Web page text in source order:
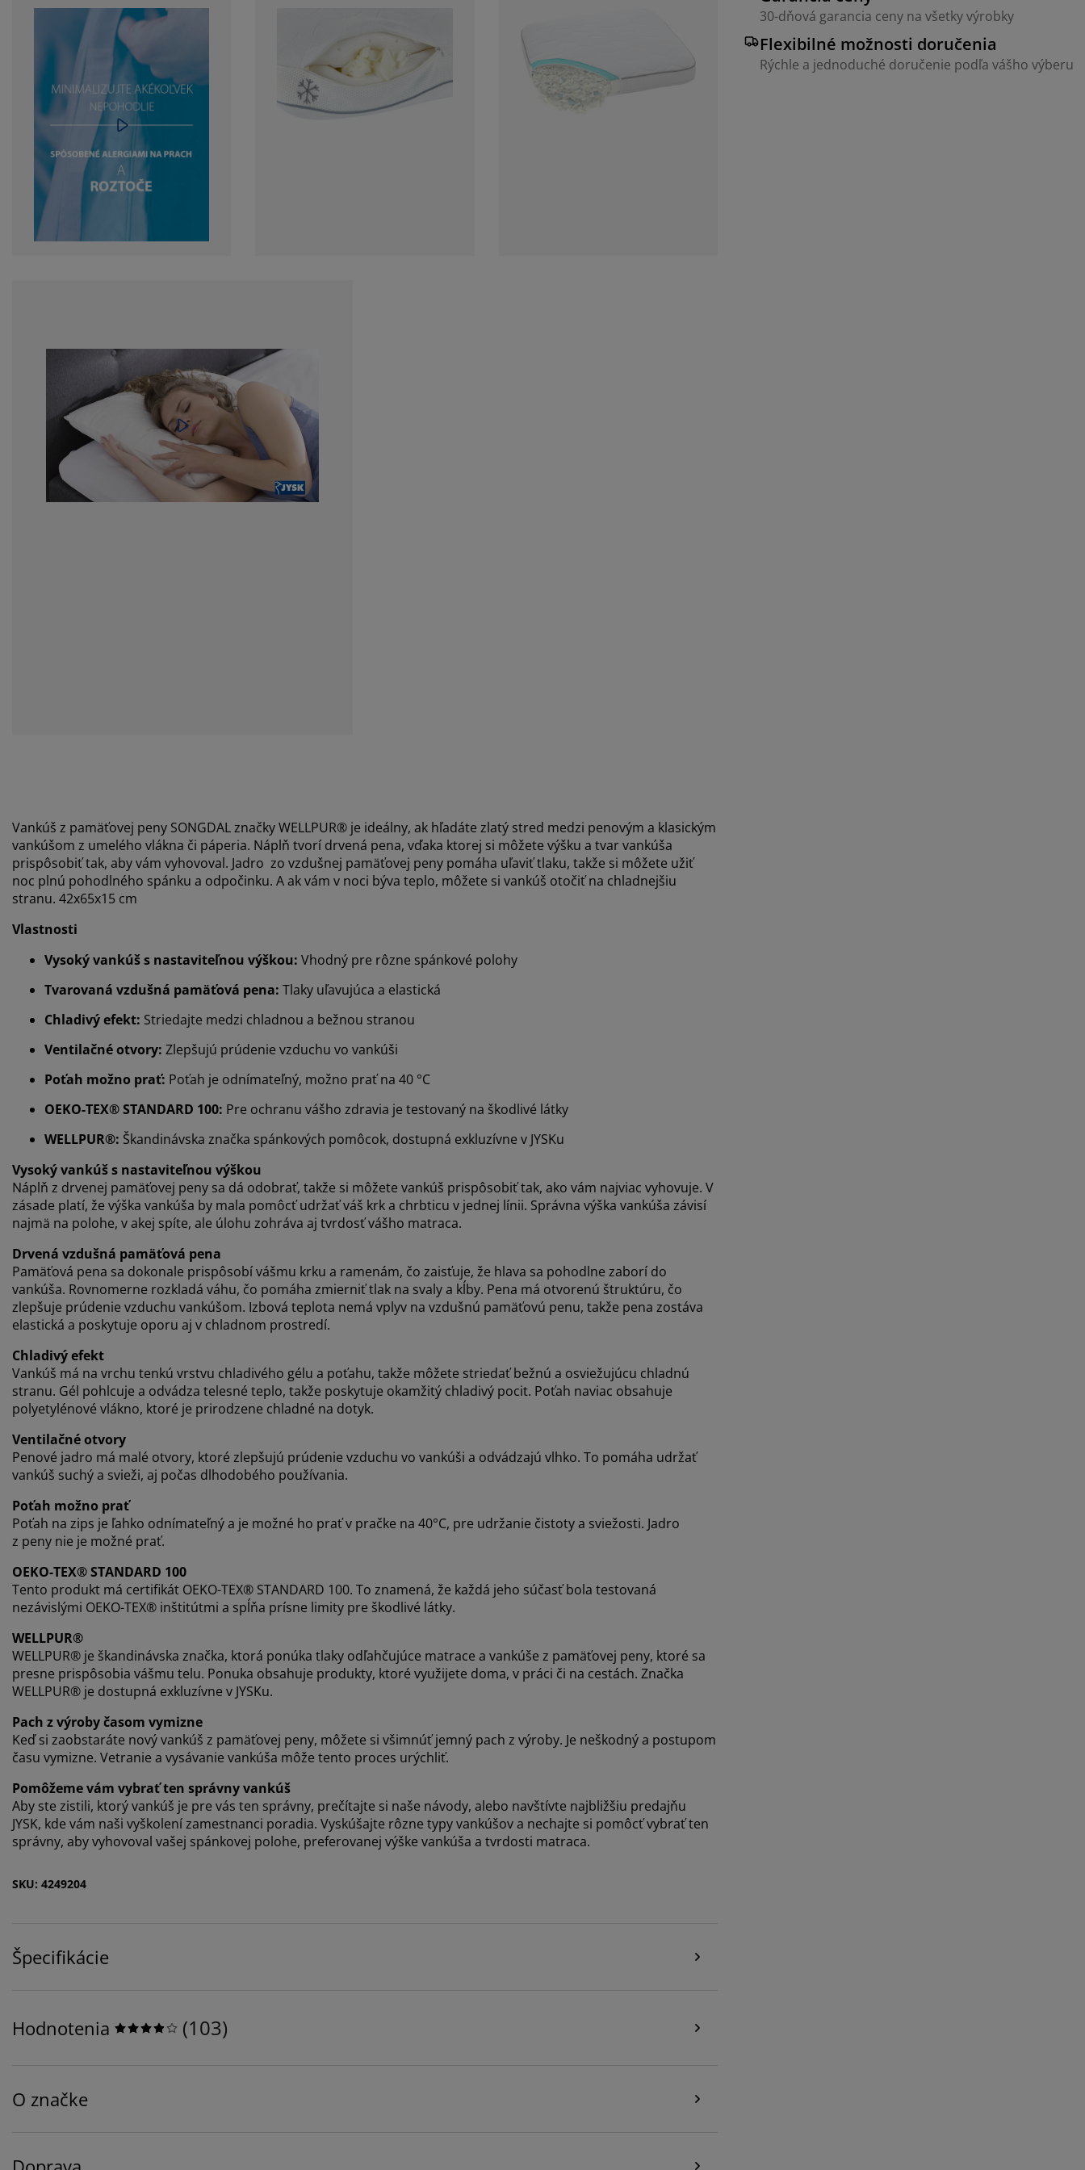
30-dňová garancia ceny na všetky výrobky
Flexibilné možnosti doručenia
Rýchle a jednoduché doručenie podľa vášho výberu
Vankúš z pamäťovej peny SONGDAL značky WELLPUR® je ideálny, ak hľadáte zlatý stred medzi penovým a klasickým
vankúšom z umelého vlákna či páperia. Náplň tvorí drvená pena, vďaka ktorej si môžete výšku a tvar vankúša
prispôsobiť tak, aby vám vyhovoval. Jadro zo vzdušnej pamäťovej peny pomáha uľaviť tlaku, takže si môžete užiť
noc plnú pohodlného spánku a odpočinku. A ak vám v noci býva teplo, môžete si vankúš otočiť na chladnejšiu
stranu. 42x65x15 cm
Vlastnosti
Vysoký vankúš s nastaviteľnou výškou: Vhodný pre rôzne spánkové polohy
Tvarovaná vzdušná pamäťová pena: Tlaky uľavujúca a elastická
Chladivý efekt: Striedajte medzi chladnou a bežnou stranou
Ventilačné otvory: Zlepšujú prúdenie vzduchu vo vankúši
Poťah možno prať: Poťah je odnímateľný, možno prať na 40 °C
OEKO-TEX® STANDARD 100: Pre ochranu vášho zdravia je testovaný na škodlivé látky
WELLPUR®: Škandinávska značka spánkových pomôcok, dostupná exkluzívne v JYSKu
Vysoký vankúš s nastaviteľnou výškou
Náplň z drvenej pamäťovej peny sa dá odobrať, takže si môžete vankúš prispôsobiť tak, ako vám najviac vyhovuje. V
zásade platí, že výška vankúša by mala pomôcť udržať váš krk a chrbticu v jednej línii. Správna výška vankúša závisí
najmä na polohe, v akej spíte, ale úlohu zohráva aj tvrdosť vášho matraca.
Drvená vzdušná pamäťová pena
Pamäťová pena sa dokonale prispôsobí vášmu krku a ramenám, čo zaisťuje, že hlava sa pohodlne zaborí do
vankúša. Rovnomerne rozkladá váhu, čo pomáha zmierniť tlak na svaly a kĺby. Pena má otvorenú štruktúru, čo
zlepšuje prúdenie vzduchu vankúšom. Izbová teplota nemá vplyv na vzdušnú pamäťovú penu, takže pena zostáva
elastická a poskytuje oporu aj v chladnom prostredí.
Chladivý efekt
Vankúš má na vrchu tenkú vrstvu chladivého gélu a poťahu, takže môžete striedať bežnú a osviežujúcu chladnú
stranu. Gél pohlcuje a odvádza telesné teplo, takže poskytuje okamžitý chladivý pocit. Poťah naviac obsahuje
polyetylénové vlákno, ktoré je prirodzene chladné na dotyk.
Ventilačné otvory
Penové jadro má malé otvory, ktoré zlepšujú prúdenie vzduchu vo vankúši a odvádzajú vlhko. To pomáha udržať
vankúš suchý a svieži, aj počas dlhodobého používania.
Poťah možno prať
Poťah na zips je ľahko odnímateľný a je možné ho prať v pračke na 40°C, pre udržanie čistoty a sviežosti. Jadro
z peny nie je možné prať.
OEKO-TEX® STANDARD 100
Tento produkt má certifikát OEKO-TEX® STANDARD 100. To znamená, že každá jeho súčasť bola testovaná
nezávislými OEKO-TEX® inštitútmi a spĺňa prísne limity pre škodlivé látky.
WELLPUR®
WELLPUR® je škandinávska značka, ktorá ponúka tlaky odľahčujúce matrace a vankúše z pamäťovej peny, ktoré sa
presne prispôsobia vášmu telu. Ponuka obsahuje produkty, ktoré využijete doma, v práci či na cestách. Značka
WELLPUR® je dostupná exkluzívne v JYSKu.
Pach z výroby časom vymizne
Keď si zaobstaráte nový vankúš z pamäťovej peny, môžete si všimnúť jemný pach z výroby. Je neškodný a postupom
času vymizne. Vetranie a vysávanie vankúša môže tento proces urýchliť.
Pomôžeme vám vybrať ten správny vankúš
Aby ste zistili, ktorý vankúš je pre vás ten správny, prečítajte si naše návody, alebo navštívte najbližšiu predajňu
JYSK, kde vám naši vyškolení zamestnanci poradia. Vyskúšajte rôzne typy vankúšov a nechajte si pomôcť vybrať ten
správny, aby vyhovoval vašej spánkovej polohe, preferovanej výške vankúša a tvrdosti matraca.
SKU: 4249204
Špecifikácie
Hodnotenia (103)
O značke